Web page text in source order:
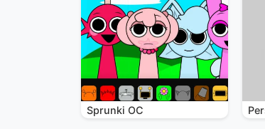
Sprunki OC